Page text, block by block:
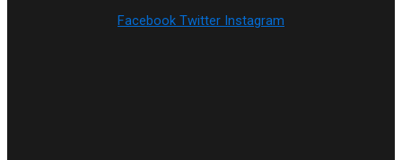
Facebook Twitter Instagram